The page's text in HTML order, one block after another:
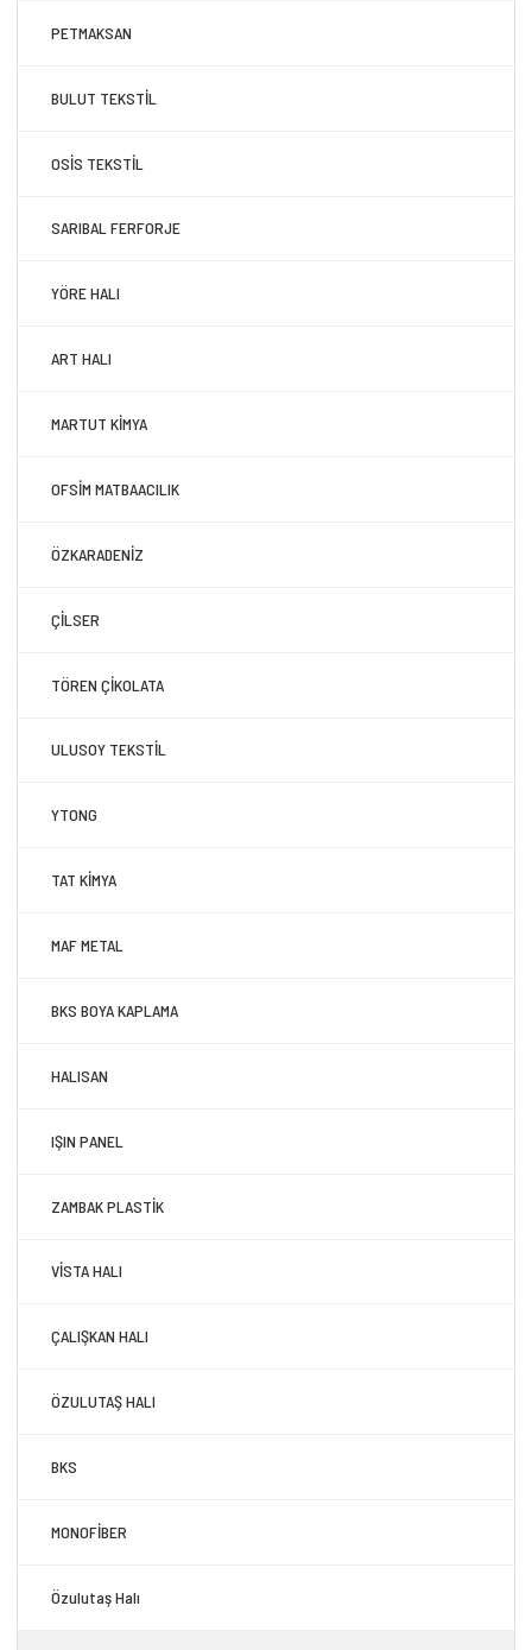
PETMAKSAN
BULUT TEKSTİL
OSİS TEKSTİL
SARIBAL FERFORJE
YÖRE HALI
ART HALI
MARTUT KİMYA
OFSİM MATBAACILIK
ÖZKARADENİZ
ÇİLSER
TÖREN ÇİKOLATA
ULUSOY TEKSTİL
YTONG
TAT KİMYA
MAF METAL
BKS BOYA KAPLAMA
HALISAN
IŞIN PANEL
ZAMBAK PLASTİK
VİSTA HALI
ÇALIŞKAN HALI
ÖZULUTAŞ HALI
BKS
MONOFİBER
Özulutaş Halı